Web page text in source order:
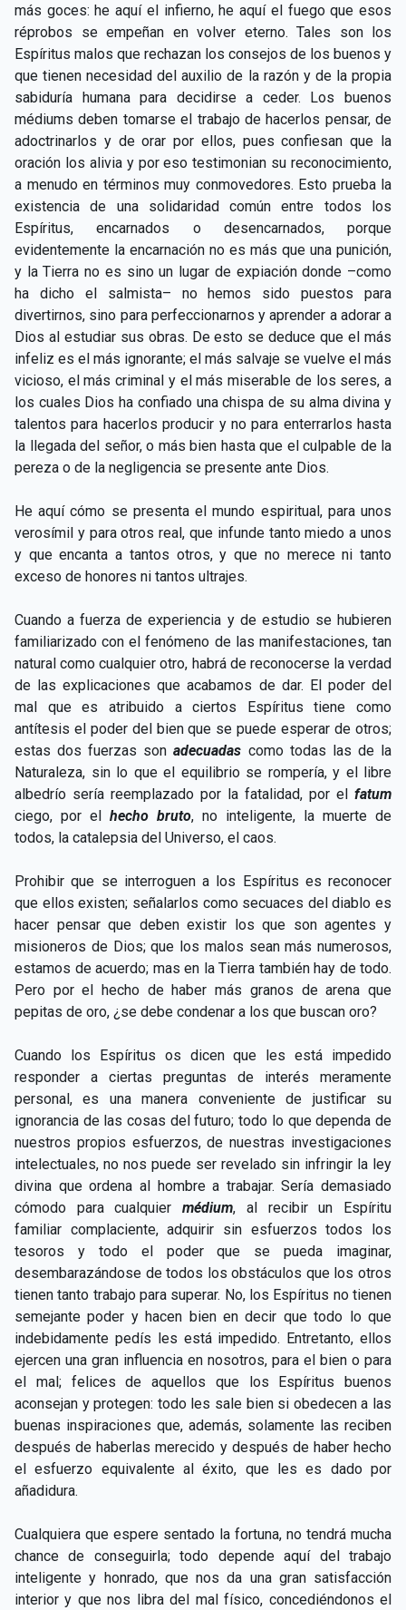
más goces: he aquí el infierno, he aquí el fuego que esos
réprobos se empeñan en volver eterno. Tales son los
Espíritus malos que rechazan los consejos de los buenos y
que tienen necesidad del auxilio de la razón y de la propia
sabiduría humana para decidirse a ceder. Los buenos
médiums deben tomarse el trabajo de hacerlos pensar, de
adoctrinarlos y de orar por ellos, pues confiesan que la
oración los alivia y por eso testimonian su reconocimiento,
a menudo en términos muy conmovedores. Esto prueba la
existencia de una solidaridad común entre todos los
Espíritus, encarnados o desencarnados, porque
evidentemente la encarnación no es más que una punición,
y la Tierra no es sino un lugar de expiación donde –como
ha dicho el salmista– no hemos sido puestos para
divertirnos, sino para perfeccionarnos y aprender a adorar a
Dios al estudiar sus obras. De esto se deduce que el más
infeliz es el más ignorante; el más salvaje se vuelve el más
vicioso, el más criminal y el más miserable de los seres, a
los cuales Dios ha confiado una chispa de su alma divina y
talentos para hacerlos producir y no para enterrarlos hasta
la llegada del señor, o más bien hasta que el culpable de la
pereza o de la negligencia se presente ante Dios.
He aquí cómo se presenta el mundo espiritual, para unos
verosímil y para otros real, que infunde tanto miedo a unos
y que encanta a tantos otros, y que no merece ni tanto
exceso de honores ni tantos ultrajes.
Cuando a fuerza de experiencia y de estudio se hubieren
familiarizado con el fenómeno de las manifestaciones, tan
natural como cualquier otro, habrá de reconocerse la verdad
de las explicaciones que acabamos de dar. El poder del
mal que es atribuido a ciertos Espíritus tiene como
antítesis el poder del bien que se puede esperar de otros;
estas dos fuerzas sonadecuadas como todas las de la
Naturaleza, sin lo que el equilibrio se rompería, y el libre
albedrío sería reemplazado por la fatalidad, por el fatum
ciego, por el hecho bruto, no inteligente, la muerte de
todos, la catalepsia del Universo, el caos.
Prohibir que se interroguen a los Espíritus es reconocer
que ellos existen; señalarlos como secuaces del diablo es
hacer pensar que deben existir los que son agentes y
misioneros de Dios; que los malos sean más numerosos,
estamos de acuerdo; mas en la Tierra también hay de todo.
Pero por el hecho de haber más granos de arena que
pepitas de oro, ¿se debe condenar a los que buscan oro?
Cuando los Espíritus os dicen que les está impedido
responder a ciertas preguntas de interés meramente
personal, es una manera conveniente de justificar su
ignorancia de las cosas del futuro; todo lo que dependa de
nuestros propios esfuerzos, de nuestras investigaciones
intelectuales, no nos puede ser revelado sin infringir la ley
divina que ordena al hombre a trabajar. Sería demasiado
cómodo para cualquiermédium, al recibir un Espíritu
familiar complaciente, adquirir sin esfuerzos todos los
tesoros y todo el poder que se pueda imaginar,
desembarazándose de todos los obstáculos que los otros
tienen tanto trabajo para superar. No, los Espíritus no tienen
semejante poder y hacen bien en decir que todo lo que
indebidamente pedís les está impedido. Entretanto, ellos
ejercen una gran influencia en nosotros, para el bien o para
el mal; felices de aquellos que los Espíritus buenos
aconsejan y protegen: todo les sale bien si obedecen a las
buenas inspiraciones que, además, solamente las reciben
después de haberlas merecido y después de haber hecho
el esfuerzo equivalente al éxito, que les es dado por
añadidura.
Cualquiera que espere sentado la fortuna, no tendrá mucha
chance de conseguirla; todo depende aquí del trabajo
inteligente y honrado, que nos da una gran satisfacción
interior y que nos libra del mal físico, concediéndonos el